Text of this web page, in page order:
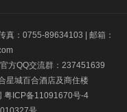
真：0755-89634103 | 邮箱：
方QQ交流群：237451639
星城百合酒店及商住楼
粤ICP备11091670号-4